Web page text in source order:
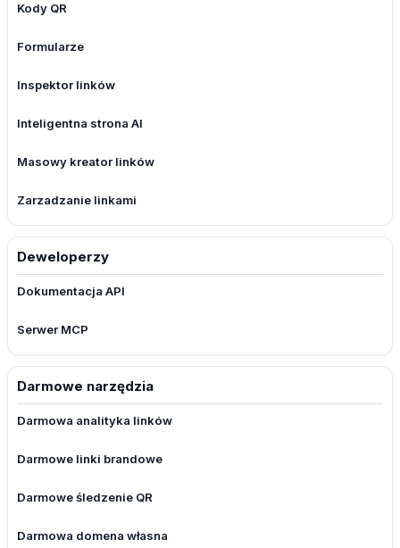
Kody QR
Formularze
Inspektor linków
Inteligentna strona AI
Masowy kreator linków
Zarzadzanie linkami
Deweloperzy
Dokumentacja API
Serwer MCP
Darmowe narzędzia
Darmowa analityka linków
Darmowe linki brandowe
Darmowe śledzenie QR
Darmowa domena własna